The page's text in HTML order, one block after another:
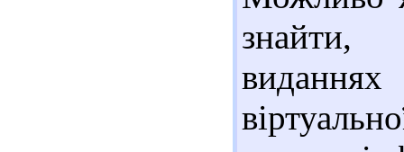
знайти,